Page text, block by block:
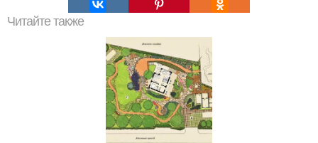
Читайте также